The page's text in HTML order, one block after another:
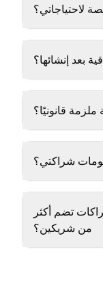
لاحتياجاتي؟
بعد إنشائها؟
ملزمة قانونيًا؟
شراكتي؟
تضم أكثر
من شريكين؟